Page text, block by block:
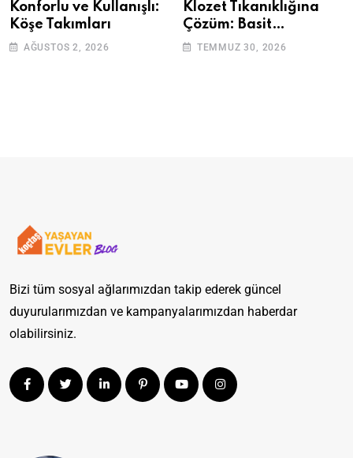
Konforlu ve Kullanışlı:
Köşe Takımları
AĞUSTOS 2, 2026
Klozet Tıkanıklığına
Çözüm: Basit
Adımlarla Klozetinizi
TEMMUZ 30, 2026
Bizi tüm sosyal ağlarımızdan takip ederek güncel
duyurularımızdan ve kampanyalarımızdan haberdar
olabilirsiniz.